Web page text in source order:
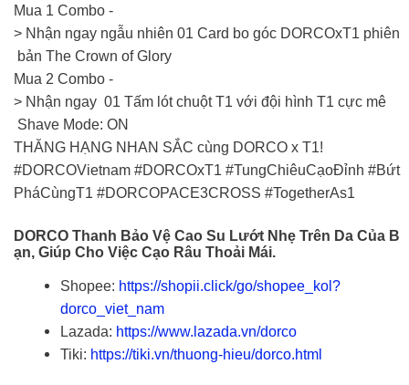
Mua 1 Combo -
> Nhận ngay ngẫu nhiên 01 Card bo góc DORCOxT1 phiên
bản The Crown of Glory
Mua 2 Combo -
> Nhận ngay 01 Tấm lót chuột T1 với đội hình T1 cực mê
Shave Mode: ON
THĂNG HẠNG NHAN SẮC cùng DORCO x T1!
#DORCOVietnam #DORCOxT1 #TungChiêuCạoĐỉnh #Bứt
PháCùngT1 #DORCOPACE3CROSS #TogetherAs1
DORCO Thanh Bảo Vệ Cao Su Lướt Nhẹ Trên Da Của B
Ạn, Giúp Cho Việc Cạo Râu Thoải Mái.
Shopee: https://shopii.click/go/shopee_kol?
dorco_viet_nam
Lazada: https://www.lazada.vn/dorco
Tiki: https://tiki.vn/thuong-hieu/dorco.html